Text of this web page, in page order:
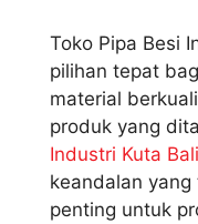
Toko Pipa Besi
pilihan tepat
material
produk yang
Industri Kuta Bali
keandalan
penting untuk